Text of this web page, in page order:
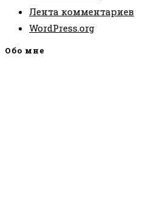
Лента комментариев
WordPress.org
Обо мне